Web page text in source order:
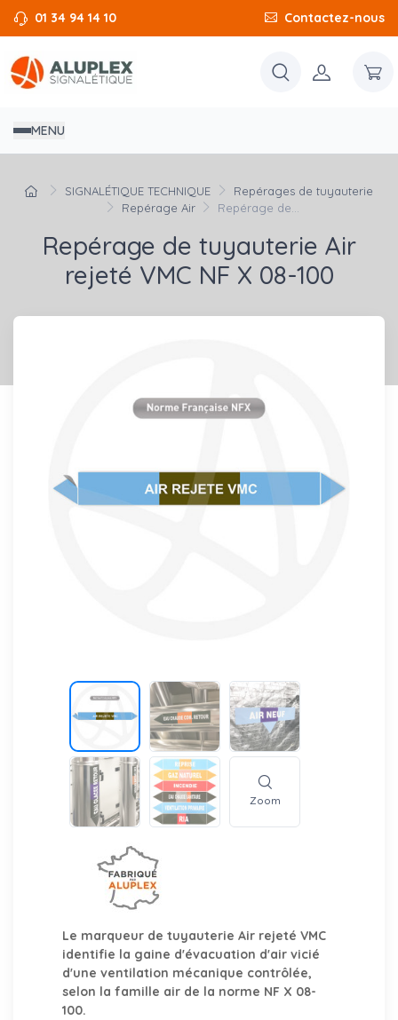
01 34 94 14 10 Contactez-nous
MENU
SIGNALÉTIQUE TECHNIQUE
Repérages de tuyauterie
Repérage Air
Repérage de...
Repérage de tuyauterie Air
rejeté VMC NF X 08-100
Zoom
Le marqueur de tuyauterie Air rejeté VMC
identifie la gaine d'évacuation d'air vicié
d'une ventilation mécanique contrôlée,
selon la famille air de la norme NF X 08-
100.